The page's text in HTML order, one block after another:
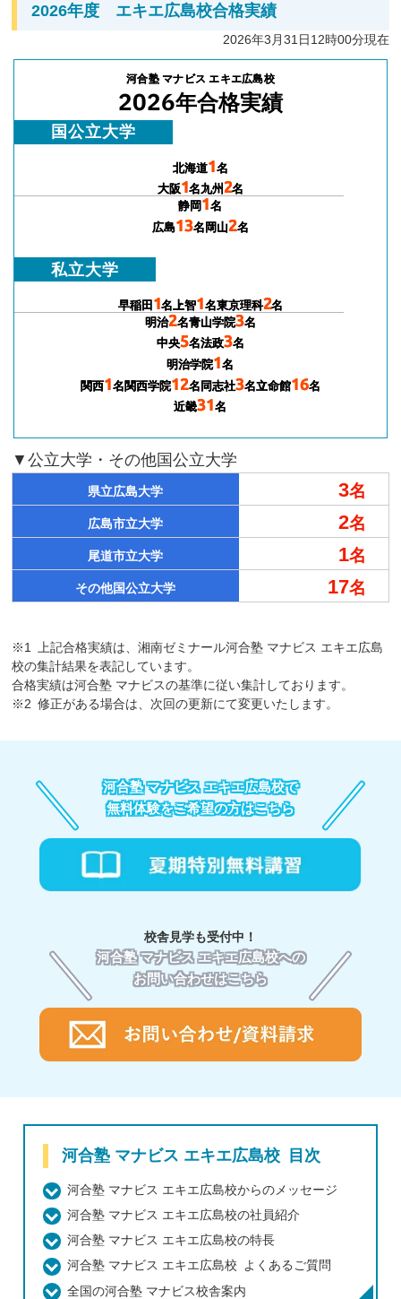
2026年度 エキエ広島校合格実績
2026年3月31日12時00分現在
河合塾 マナビス エキエ広島校
2026年合格実績
国公立大学
北海道1名
大阪1名九州2名
静岡 1名
広島13名 岡山2名
私立大学
早稲田 1名 上智1名東京理科2名
明治2名青山学院3名
中央5名法政3名
明治学院1名
関西1名関西学院12名同志社3名立命館16名
近畿31名
▼公立大学・その他国公立大学
県立広島大学 3名
広島市立大学 2名
尾道市立大学 1名
その他国公立大学 17名
※1 上記合格実績は、湘南ゼミナール河合塾 マナビス エキエ広島
校の集計結果を表記しています。
合格実績は河合塾 マナビスの基準に従い集計しております。
※2 修正がある場合は、次回の更新にて変更いたします。
校舎見学も受付中！
河合塾 マナビス エキエ広島校への
お問い合わせはこちら
河合塾 マナビス エキエ広島校で
無料体験をご希望の方はこちら
河合塾 マナビス エキエ広島校 目次
河合塾 マナビス エキエ広島校からのメッセージ
河合塾 マナビス エキエ広島校の社員紹介
河合塾 マナビス エキエ広島校の特長
河合塾 マナビス エキエ広島校 よくあるご質問
全国の河合塾 マナビス校舎案内